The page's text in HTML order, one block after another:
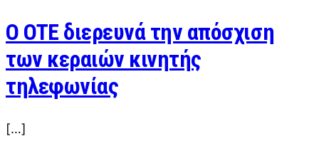
Ο OTE διερευνά την απόσχιση
των κεραιών κινητής
τηλεφωνίας
[…]